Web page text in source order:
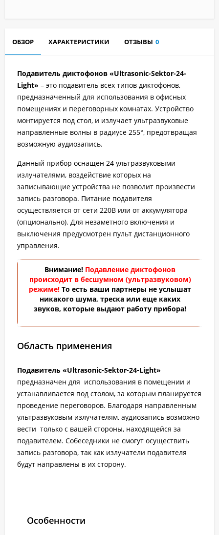
ОБЗОР ХАРАКТЕРИСТИКИ ОТЗЫВЫ 0
Подавитель диктофонов «Ultrasonic-Sektor-24-
Light» – это подавитель всех типов диктофонов,
предназначенный для использования в офисных
помещениях и переговорных комнатах. Устройство
монтируется под стол, и излучает ультразвуковые
направленные волны в радиусе 255°, предотвращая
возможную аудиозапись.
Данный прибор оснащен 24 ультразвуковыми
излучателями, воздействие которых на
записывающие устройства не позволит произвести
запись разговора. Питание подавителя
осуществляется от сети 220В или от аккумулятора
(опционально). Для незаметного включения и
выключения предусмотрен пульт дистанционного
управления.
Внимание! Подавление диктофонов
происходит в бесшумном (ультразвуковом)
режиме! То есть ваши партнеры не услышат
никакого шума, треска или еще каких
звуков, которые выдают работу прибора!
Область применения
Подавитель «Ultrasonic-Sektor-24-Light»
предназначен для использования в помещении и
устанавливается под столом, за которым планируется
проведение переговоров. Благодаря направленным
ультразвуковым излучателям, аудиозапись возможно
вести только с вашей стороны, находящейся за
подавителем. Собеседники не смогут осуществить
запись разговора, так как излучатели подавителя
будут направлены в их сторону.
Особенности